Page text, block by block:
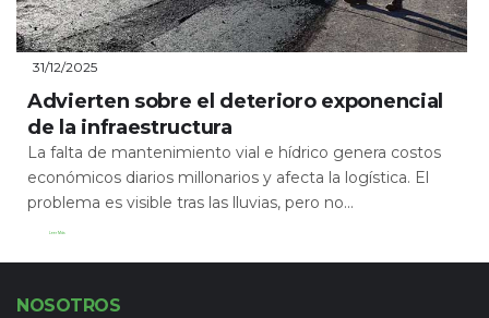
31/12/2025
Advierten sobre el deterioro exponencial
de la infraestructura
La falta de mantenimiento vial e hídrico genera costos
económicos diarios millonarios y afecta la logística. El
problema es visible tras las lluvias, pero no...
Leer Más
NOSOTROS